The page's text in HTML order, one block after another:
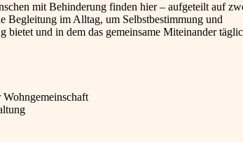
mit Behinderung finden hier – aufgeteilt auf
Begleitung im Alltag, um Selbstbestimmung und
und in dem das gemeinsame Miteinander